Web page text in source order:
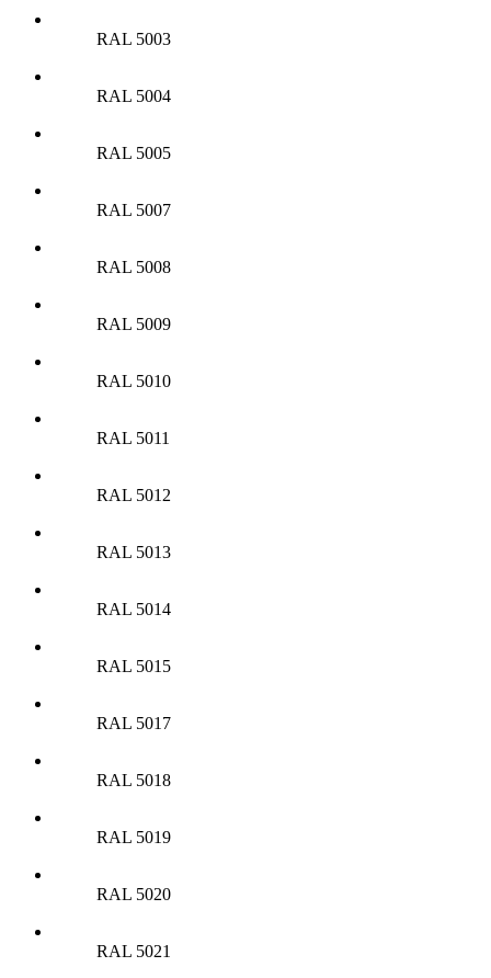
RAL 5003
RAL 5004
RAL 5005
RAL 5007
RAL 5008
RAL 5009
RAL 5010
RAL 5011
RAL 5012
RAL 5013
RAL 5014
RAL 5015
RAL 5017
RAL 5018
RAL 5019
RAL 5020
RAL 5021